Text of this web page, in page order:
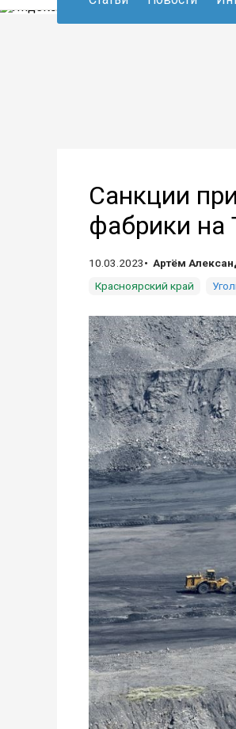
Санкции
фабрики на
10.03.2023
Артём
Красноярский край